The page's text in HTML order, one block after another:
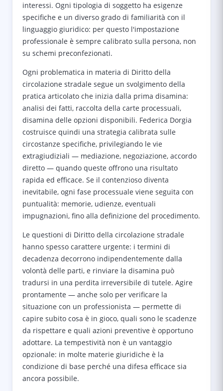
interessi. Ogni tipologia di soggetto ha esigenze
specifiche e un diverso grado di familiarità con il
linguaggio giuridico: per questo l'impostazione
professionale è sempre calibrato sulla persona, non
su schemi preconfezionati.
Ogni problematica in materia di Diritto della
circolazione stradale segue un svolgimento della
pratica articolato che inizia dalla prima disamina:
analisi dei fatti, raccolta della carte processuali,
disamina delle opzioni disponibili. Federica Dorgia
costruisce quindi una strategia calibrata sulle
circostanze specifiche, privilegiando le vie
extragiudiziali — mediazione, negoziazione, accordo
diretto — quando queste offrono una risultato
rapida ed efficace. Se il contenzioso diventa
inevitabile, ogni fase processuale viene seguita con
puntualità: memorie, udienze, eventuali
impugnazioni, fino alla definizione del procedimento.
Le questioni di Diritto della circolazione stradale
hanno spesso carattere urgente: i termini di
decadenza decorrono indipendentemente dalla
volontà delle parti, e rinviare la disamina può
tradursi in una perdita irreversibile di tutele. Agire
prontamente — anche solo per verificare la
situazione con un professionista — permette di
capire subito cosa è in gioco, quali sono le scadenze
da rispettare e quali azioni preventive è opportuno
adottare. La tempestività non è un vantaggio
opzionale: in molte materie giuridiche è la
condizione di base perché una difesa efficace sia
ancora possibile.